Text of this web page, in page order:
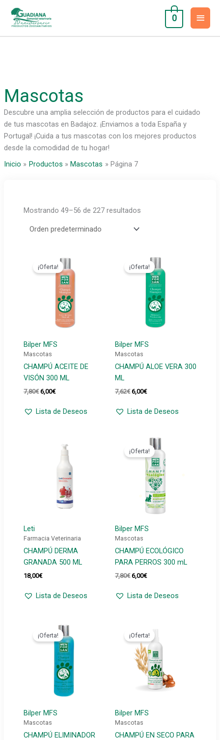
contenido
0
Mascotas
Descubre una amplia selección de productos para el cuidado
de tus mascotas en Badajoz. ¡Enviamos a toda España y
Portugal! ¡Cuida a tus mascotas con los mejores productos
desde la comodidad de tu hogar!
Inicio
Productos Mascotas Página 7
Mostrando 49–56 de 227 resultados
Bilper MFS
¡Oferta!
Mascotas
CHAMPÚ ACEITE DE
VISÓN 300 ML
7,80€ El
original
era:
6,00€El
actual
es:
Lista de Deseos
Bilper MFS
¡Oferta!
Mascotas
CHAMPÚ ALOE VERA 300
ML
7,62€ El
original
era:
6,00€El
actual
es:
Lista de Deseos
Leti
Farmacia Veterinaria
CHAMPÚ DERMA
GRANADA 500 ML
18,00€
Lista de Deseos
Bilper MFS
¡Oferta!
Mascotas
CHAMPÚ ECOLÓGICO
PARA PERROS 300 mL
7,80€ El
original
era:
6,00€El
actual
es:
Lista de Deseos
Bilper MFS
¡Oferta!
Mascotas
CHAMPÚ ELIMINADOR
Bilper MFS
¡Oferta!
Mascotas
CHAMPÚ EN SECO PARA